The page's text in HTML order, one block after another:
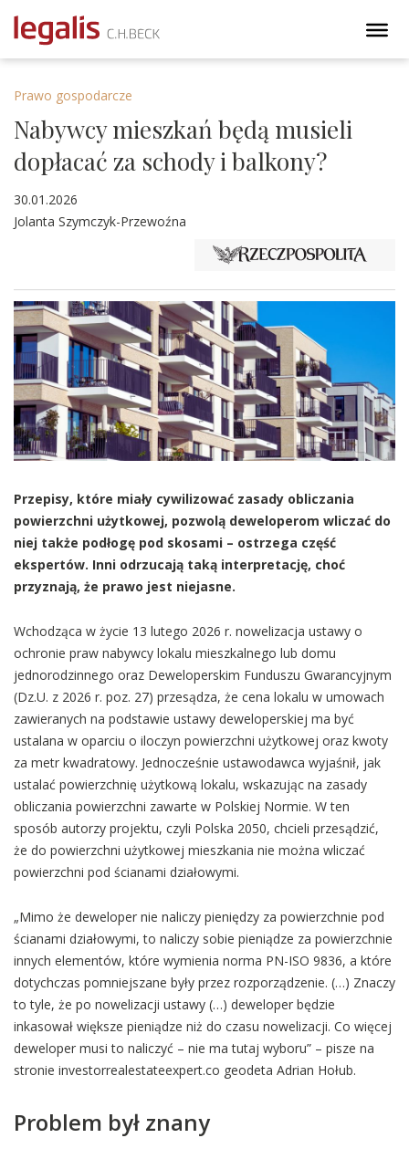
Prawo gospodarcze
Nabywcy mieszkań będą musieli
dopłacać za schody i balkony?
30.01.2026
Jolanta Szymczyk-Przewoźna
Przepisy, które miały cywilizować zasady obliczania
powierzchni użytkowej, pozwolą deweloperom wliczać do
niej także podłogę pod skosami – ostrzega część
ekspertów. Inni odrzucają taką interpretację, choć
przyznają, że prawo jest niejasne.
Wchodząca w życie 13 lutego 2026 r. nowelizacja ustawy o
ochronie praw nabywcy lokalu mieszkalnego lub domu
jednorodzinnego oraz Deweloperskim Funduszu Gwarancyjnym
(Dz.U. z 2026 r. poz. 27) przesądza, że cena lokalu w umowach
zawieranych na podstawie ustawy deweloperskiej ma być
ustalana w oparciu o iloczyn powierzchni użytkowej oraz kwoty
za metr kwadratowy. Jednocześnie ustawodawca wyjaśnił, jak
ustalać powierzchnię użytkową lokalu, wskazując na zasady
obliczania powierzchni zawarte w Polskiej Normie. W ten
sposób autorzy projektu, czyli Polska 2050, chcieli przesądzić,
że do powierzchni użytkowej mieszkania nie można wliczać
powierzchni pod ścianami działowymi.
„Mimo że deweloper nie naliczy pieniędzy za powierzchnie pod
ścianami działowymi, to naliczy sobie pieniądze za powierzchnie
innych elementów, które wymienia norma PN-ISO 9836, a które
dotychczas pomniejszane były przez rozporządzenie. (…) Znaczy
to tyle, że po nowelizacji ustawy (…) deweloper będzie
inkasował większe pieniądze niż do czasu nowelizacji. Co więcej
deweloper musi to naliczyć – nie ma tutaj wyboru” – pisze na
stronie investorrealestateexpert.co geodeta Adrian Hołub.
Problem był znany